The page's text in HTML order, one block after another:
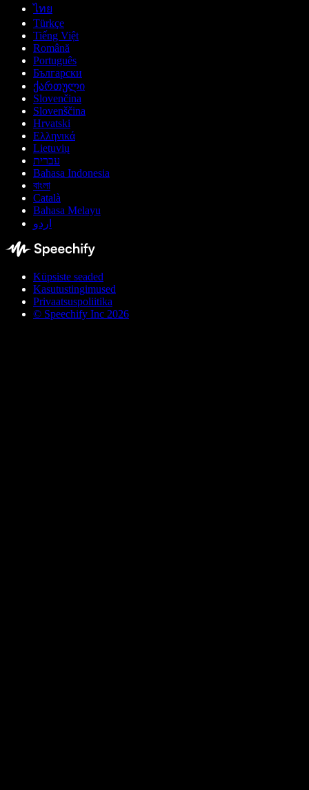
ไทย
Türkçe
Tiếng Việt
Română
Português
Български
ქართული
Slovenčina
Slovenščina
Hrvatski
Ελληνικά
Lietuvių
עברית
Bahasa Indonesia
বাংলা
Català
Bahasa Melayu
اردو
Küpsiste seaded
Kasutustingimused
Privaatsuspoliitika
© Speechify Inc 2026